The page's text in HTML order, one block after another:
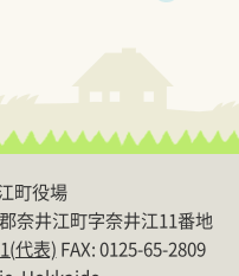
町役場
奈井江町字奈井江11番地
代表) FAX: 0125-65-2809